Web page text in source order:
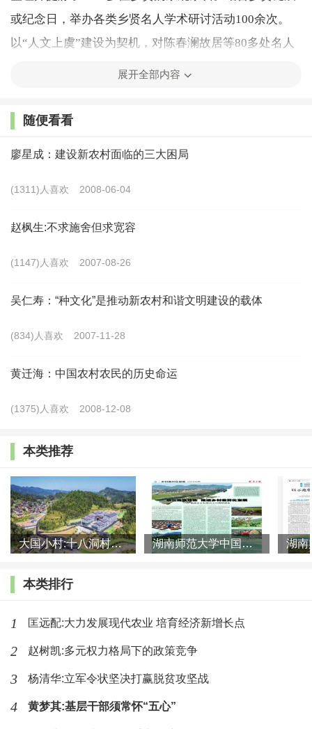
或纪念日，举办各类乡贤名人学术研讨活动100余次。
以“人文上虞”建设为契机，对陈春澜故居等80多处名人
建筑和文化遗产进行整修或抢救保护，使古今乡贤的文
今用的价值。
2.宣传弘扬，植入乡贤文化元素
提炼历代先贤和当代乡贤人物的精神内核，在城市
开展宣传教育活动，让群众感悟文化、提升价值取向。
楼阁，并建立“上虞名贤名人展厅”，至今已展示720余位
坛”、“市民讲坛”和“虞舜电视讲堂”中定期举办乡贤主题
贡献”主题教育活动，开辟乡贤长廊、设立乡贤榜和善行
义举榜，邀请乡贤作事迹报告，推出以乡贤为主题的文
3.搭建平台，架起乡贤联系桥梁
通过联络、走访，热情接待回乡的虞籍乡贤，架起
故乡与乡贤的连心桥，凝聚更多的虞籍乡贤。成立以乡
贤为主体的虞商联谊总会，搭建乡贤虞商与政府交流、
收会员1000余名；以“乡情、乡谊、乡亲”为主线，召
开“虞商（乡贤）”大会，表彰杰出虞商（乡贤）。聘请
20余位著名乡贤为区政府顾问，每年上门走访。区委宣
传部组织采访团赴北京、上海、南京、广州、深圳、杭
展开全部内容
随便看看
廖星成：建设新农村面临的三大困局
(1311)人喜欢 2008-06-04
赵枫生:不求施舍但求宽容
(1147)人喜欢 2007-08-26
吴仁寿：“种文化”是推动新农村和谐文明建设的载体
(834)人喜欢 2007-11-28
黄迁海：中国农村农民的历史命运
(1375)人喜欢 2008-12-08
本类推荐
大国小村:十八洞村的现代变迁是一道美丽的风景线 湖南师范大学中国乡村振兴研究院课题组:突出地域特色 推进乡村
本类排行
1 匡远配:大力发展现代农业 培育经济新增长点
2 赵树凯:多元权力格局下的政策竞争
3 杨清华:立军令状坚决打赢脱贫攻坚战
4 黄梦其:基层干部须常怀“五心”